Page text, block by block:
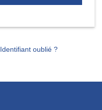
Identifiant oublié ?